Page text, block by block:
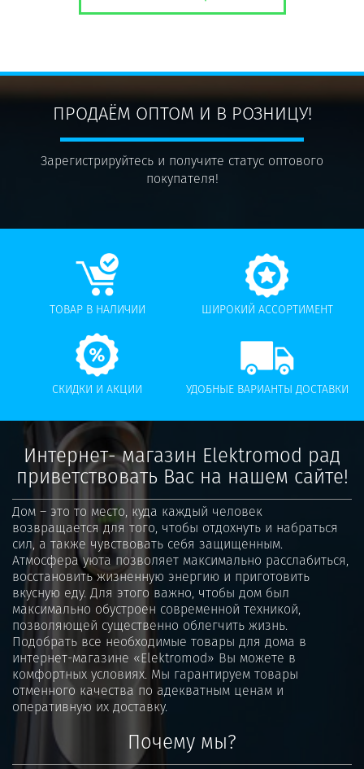
ПРОДАЁМ ОПТОМ И В РОЗНИЦУ!
Зарегистрируйтесь и получите статус оптового
покупателя!
ТОВАР В НАЛИЧИИ ШИРОКИЙ АССОРТИМЕНТ
СКИДКИ И АКЦИИ УДОБНЫЕ ВАРИАНТЫ ДОСТАВКИ
Интернет- магазин Elektromod рад
приветствовать Вас на нашем сайте!
Дом – это то место, куда каждый человек
возвращается для того, чтобы отдохнуть и набраться
сил, а также чувствовать себя защищенным.
Атмосфера уюта позволяет максимально расслабиться,
восстановить жизненную энергию и приготовить
вкусную еду. Для этого важно, чтобы дом был
максимально обустроен современной техникой,
позволяющей существенно облегчить жизнь.
Подобрать все необходимые товары для дома в
интернет-магазине «Elektromod» Вы можете в
комфортных условиях. Мы гарантируем товары
отменного качества по адекватным ценам и
оперативную их доставку.
Почему мы?